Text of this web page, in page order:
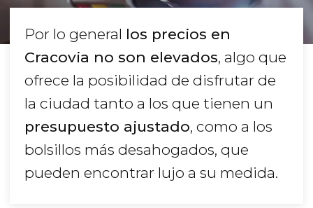
Por lo general los precios en
Cracovia no son elevados, algo que
ofrece la posibilidad de disfrutar de
la ciudad tanto a los que tienen un
presupuesto ajustado, como a los
bolsillos más desahogados, que
pueden encontrar lujo a su medida.